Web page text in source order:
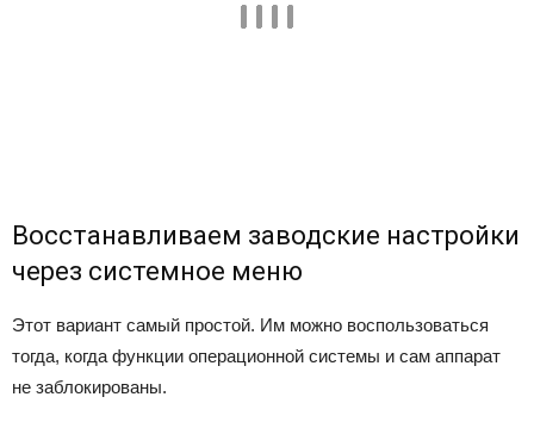
Восстанавливаем заводские настройки
через системное меню
Этот вариант самый простой. Им можно воспользоваться
тогда, когда функции операционной системы и сам аппарат
не заблокированы.